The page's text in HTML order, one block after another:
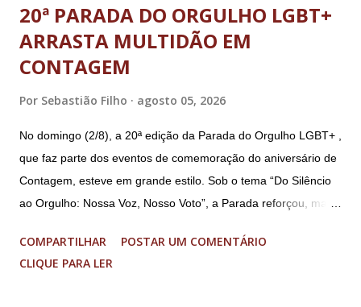
20ª PARADA DO ORGULHO LGBT+
ARRASTA MULTIDÃO EM
CONTAGEM
Por Sebastião Filho agosto 05, 2026
No domingo (2/8), a 20ª edição da Parada do Orgulho LGBT+ ,
que faz parte dos eventos de comemoração do aniversário de
Contagem, esteve em grande estilo. Sob o tema “Do Silêncio
ao Orgulho: Nossa Voz, Nosso Voto”, a Parada reforçou, mais
município. A concentração foi na Praça da Glória, que estava
preparada com um palco e contou com diversos shows,
COMPARTILHAR
POSTAR UM COMENTÁRIO
CLIQUE PARA LER